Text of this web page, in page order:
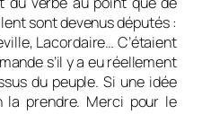
sont devenus députés :
Lacordaire… C’étaient
s’il y a eu réellement
du peuple. Si une idée
la prendre. Merci pour le